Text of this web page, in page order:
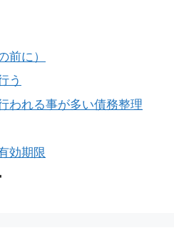
前に）
う
われる事が多い債務整理
効期限